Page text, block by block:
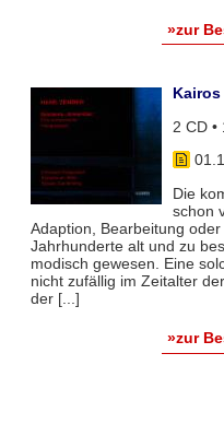
»zur
Kairos
2 CD •
Die
schon
Adaption, Bearbeitung
Jahrhunderte alt und zu
modisch gewesen. Eine
nicht zufällig im Zeitalter
der [...]
»zur